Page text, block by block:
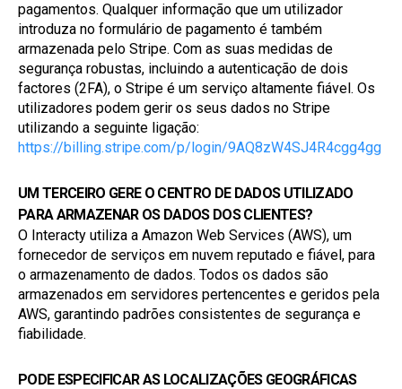
pagamentos. Qualquer informação que um utilizador
introduza no formulário de pagamento é também
armazenada pelo Stripe. Com as suas medidas de
segurança robustas, incluindo a autenticação de dois
factores (2FA), o Stripe é um serviço altamente fiável. Os
utilizadores podem gerir os seus dados no Stripe
https://billing.stripe.com/p/login/9AQ8zW4SJ4R4cgg4gg
UM TERCEIRO GERE O CENTRO DE DADOS UTILIZADO
PARA ARMAZENAR OS DADOS DOS CLIENTES?
O Interacty utiliza a Amazon Web Services (AWS), um
fornecedor de serviços em nuvem reputado e fiável, para
o armazenamento de dados. Todos os dados são
armazenados em servidores pertencentes e geridos pela
AWS, garantindo padrões consistentes de segurança e
fiabilidade.
PODE ESPECIFICAR AS LOCALIZAÇÕES GEOGRÁFICAS